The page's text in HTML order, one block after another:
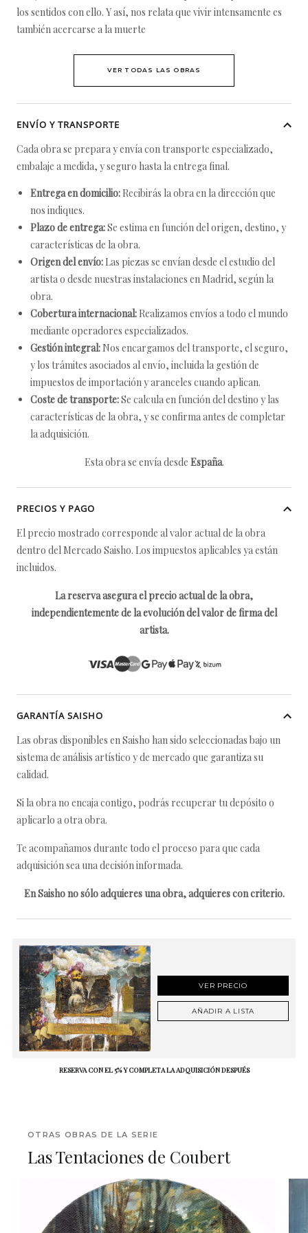
los sentidos con ello. Y así, nos relata que vivir intensamente es
también acercarse a la muerte
VER TODAS LAS OBRAS
ENVÍO Y TRANSPORTE
Cada obra se prepara y envía con transporte especializado,
embalaje a medida, y seguro hasta la entrega final.
Entrega en domicilio: Recibirás la obra en la dirección que
nos indiques.
Plazo de entrega:Se estima en función del origen, destino, y
características de la obra.
Origen del envío: Las piezas se envían desde el estudio del
artista o desde nuestras instalaciones en Madrid, según la
obra.
Cobertura internacional: Realizamos envíos a todo el mundo
mediante operadores especializados.
Gestión integral: Nos encargamos del transporte, el seguro,
y los trámites asociados al envío, incluida la gestión de
impuestos de importación y aranceles cuando aplican.
Coste de transporte:Se calcula en función del destino y las
características de la obra, y se confirma antes de completar
la adquisición.
Esta obra se envía desde España.
PRECIOS Y PAGO
El precio mostrado corresponde al valor actual de la obra
dentro del Mercado Saisho. Los impuestos aplicables ya están
incluidos.
La reserva asegura el precio actual de la obra,
independientemente de la evolución del valor de firma del
artista.
GARANTÍA SAISHO
Las obras disponibles en Saisho han sido seleccionadas bajo un
sistema de análisis artístico y de mercado que garantiza su
calidad.
Si la obra no encaja contigo, podrás recuperar tu depósito o
aplicarlo a otra obra.
Te acompañamos durante todo el proceso para que cada
adquisición sea una decisión informada.
En Saisho no sólo adquieres una obra, adquieres con criterio.
VER PRECIO
AÑADIR A LISTA
RESERVA CON EL 5% Y COMPLETA LA ADQUISICIÓN DESPUÉS
OTRAS OBRAS DE LA SERIE
Las Tentaciones de Coubert